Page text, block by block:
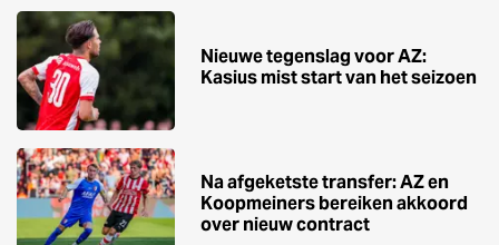
Nieuwe tegenslag voor AZ:
Kasius mist start van het seizoen
Na afgeketste transfer: AZ en
Koopmeiners bereiken akkoord
over nieuw contract